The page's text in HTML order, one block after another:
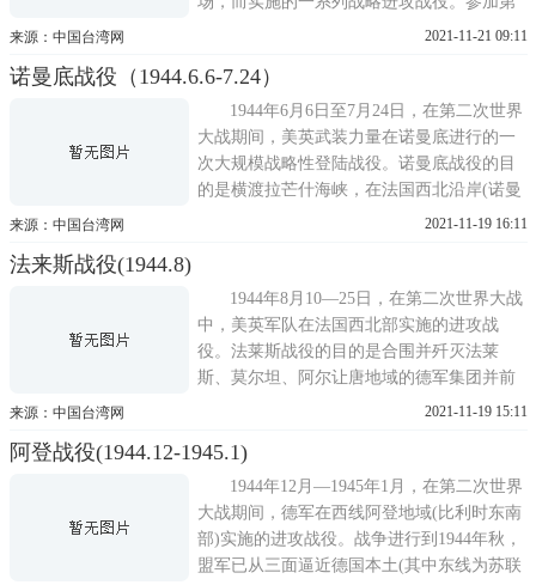
聂伯河会战的有：中央方面军、沃罗涅日方
(1943年10月20日起分别改称白俄罗斯方面
军，乌克兰第1、第2、第3、第4方面军)。根
据1943年夏秋战局的企图，
来源：中国台湾网 2021-11-21 09:11
诺曼底战役（1944.6.6-7.24）
1944年6月6日至7月24日，在第二次世界
大战期间，美英武装力量在诺曼底进行的一
次大规模战略性登陆战役。诺曼底战役的目
的是横渡拉芒什海峡，在法国西北沿岸(诺曼
底)夺取战略性登陆场，然后向德国西部国界
定：遣送登陆兵和空降兵在塞纳湾登陆和空
降，夺取登陆场，到战
来源：中国台湾网 2021-11-19 16:11
法来斯战役(1944.8)
1944年8月10—25日，在第二次世界大战
中，美英军队在法国西北部实施的进攻战
役。法莱斯战役的目的是合围并歼灭法莱
斯、莫尔坦、阿尔让唐地域的德军集团并前
出至塞纳河畔。诺曼底登陆战役结束之后，
尔上将)利用有利形势(德国武装部队的主力
被苏军的进攻钳制在苏德战场)，未待其部队
完全集中，即于7月25日在
来源：中国台湾网 2021-11-19 15:11
阿登战役(1944.12-1945.1)
1944年12月—1945年1月，在第二次世界
大战期间，德军在西线阿登地域(比利时东南
部)实施的进攻战役。战争进行到1944年秋，
盟军已从三面逼近德国本土(其中东线为苏联